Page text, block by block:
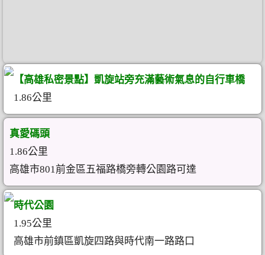
【高雄私密景點】凱旋站旁充滿藝術氣息的自行車橋
1.86公里
真愛碼頭
1.86公里
高雄市801前金區五福路橋旁轉公園路可達
時代公園
1.95公里
高雄市前鎮區凱旋四路與時代南一路路口